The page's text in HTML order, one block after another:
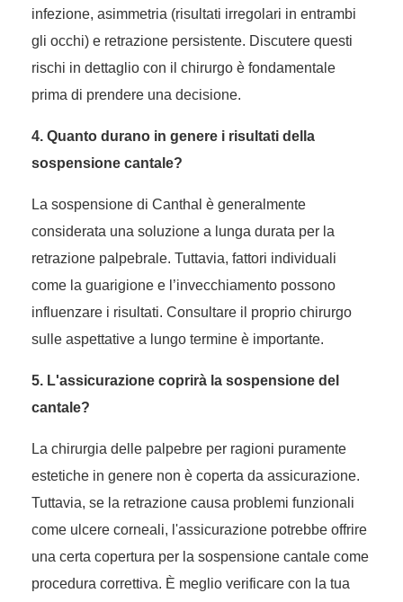
infezione, asimmetria (risultati irregolari in entrambi
gli occhi) e retrazione persistente. Discutere questi
rischi in dettaglio con il chirurgo è fondamentale
prima di prendere una decisione.
4. Quanto durano in genere i risultati della
sospensione cantale?
La sospensione di Canthal è generalmente
considerata una soluzione a lunga durata per la
retrazione palpebrale. Tuttavia, fattori individuali
come la guarigione e l’invecchiamento possono
influenzare i risultati. Consultare il proprio chirurgo
sulle aspettative a lungo termine è importante.
5. L'assicurazione coprirà la sospensione del
cantale?
La chirurgia delle palpebre per ragioni puramente
estetiche in genere non è coperta da assicurazione.
Tuttavia, se la retrazione causa problemi funzionali
come ulcere corneali, l'assicurazione potrebbe offrire
una certa copertura per la sospensione cantale come
procedura correttiva. È meglio verificare con la tua